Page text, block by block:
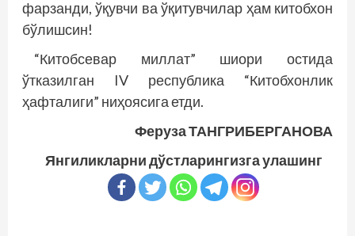
фарзанди, ўқувчи ва ўқитувчилар ҳам китобхон
бўлишсин!
“Китобсевар миллат” шиори остида
ўтказилган IV рес­публика “Китобхонлик
ҳафталиги” ниҳоясига етди.
Феруза ТАНГРИБЕРГАНОВА
Янгиликларни дўстларингизга улашинг